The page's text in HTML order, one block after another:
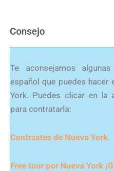
Consejo
Te aconsejamos
español que puedes hacer
York. Puedes clicar en la
para contratarla:
Contrastes de Nueva York.
Free tour por Nueva York